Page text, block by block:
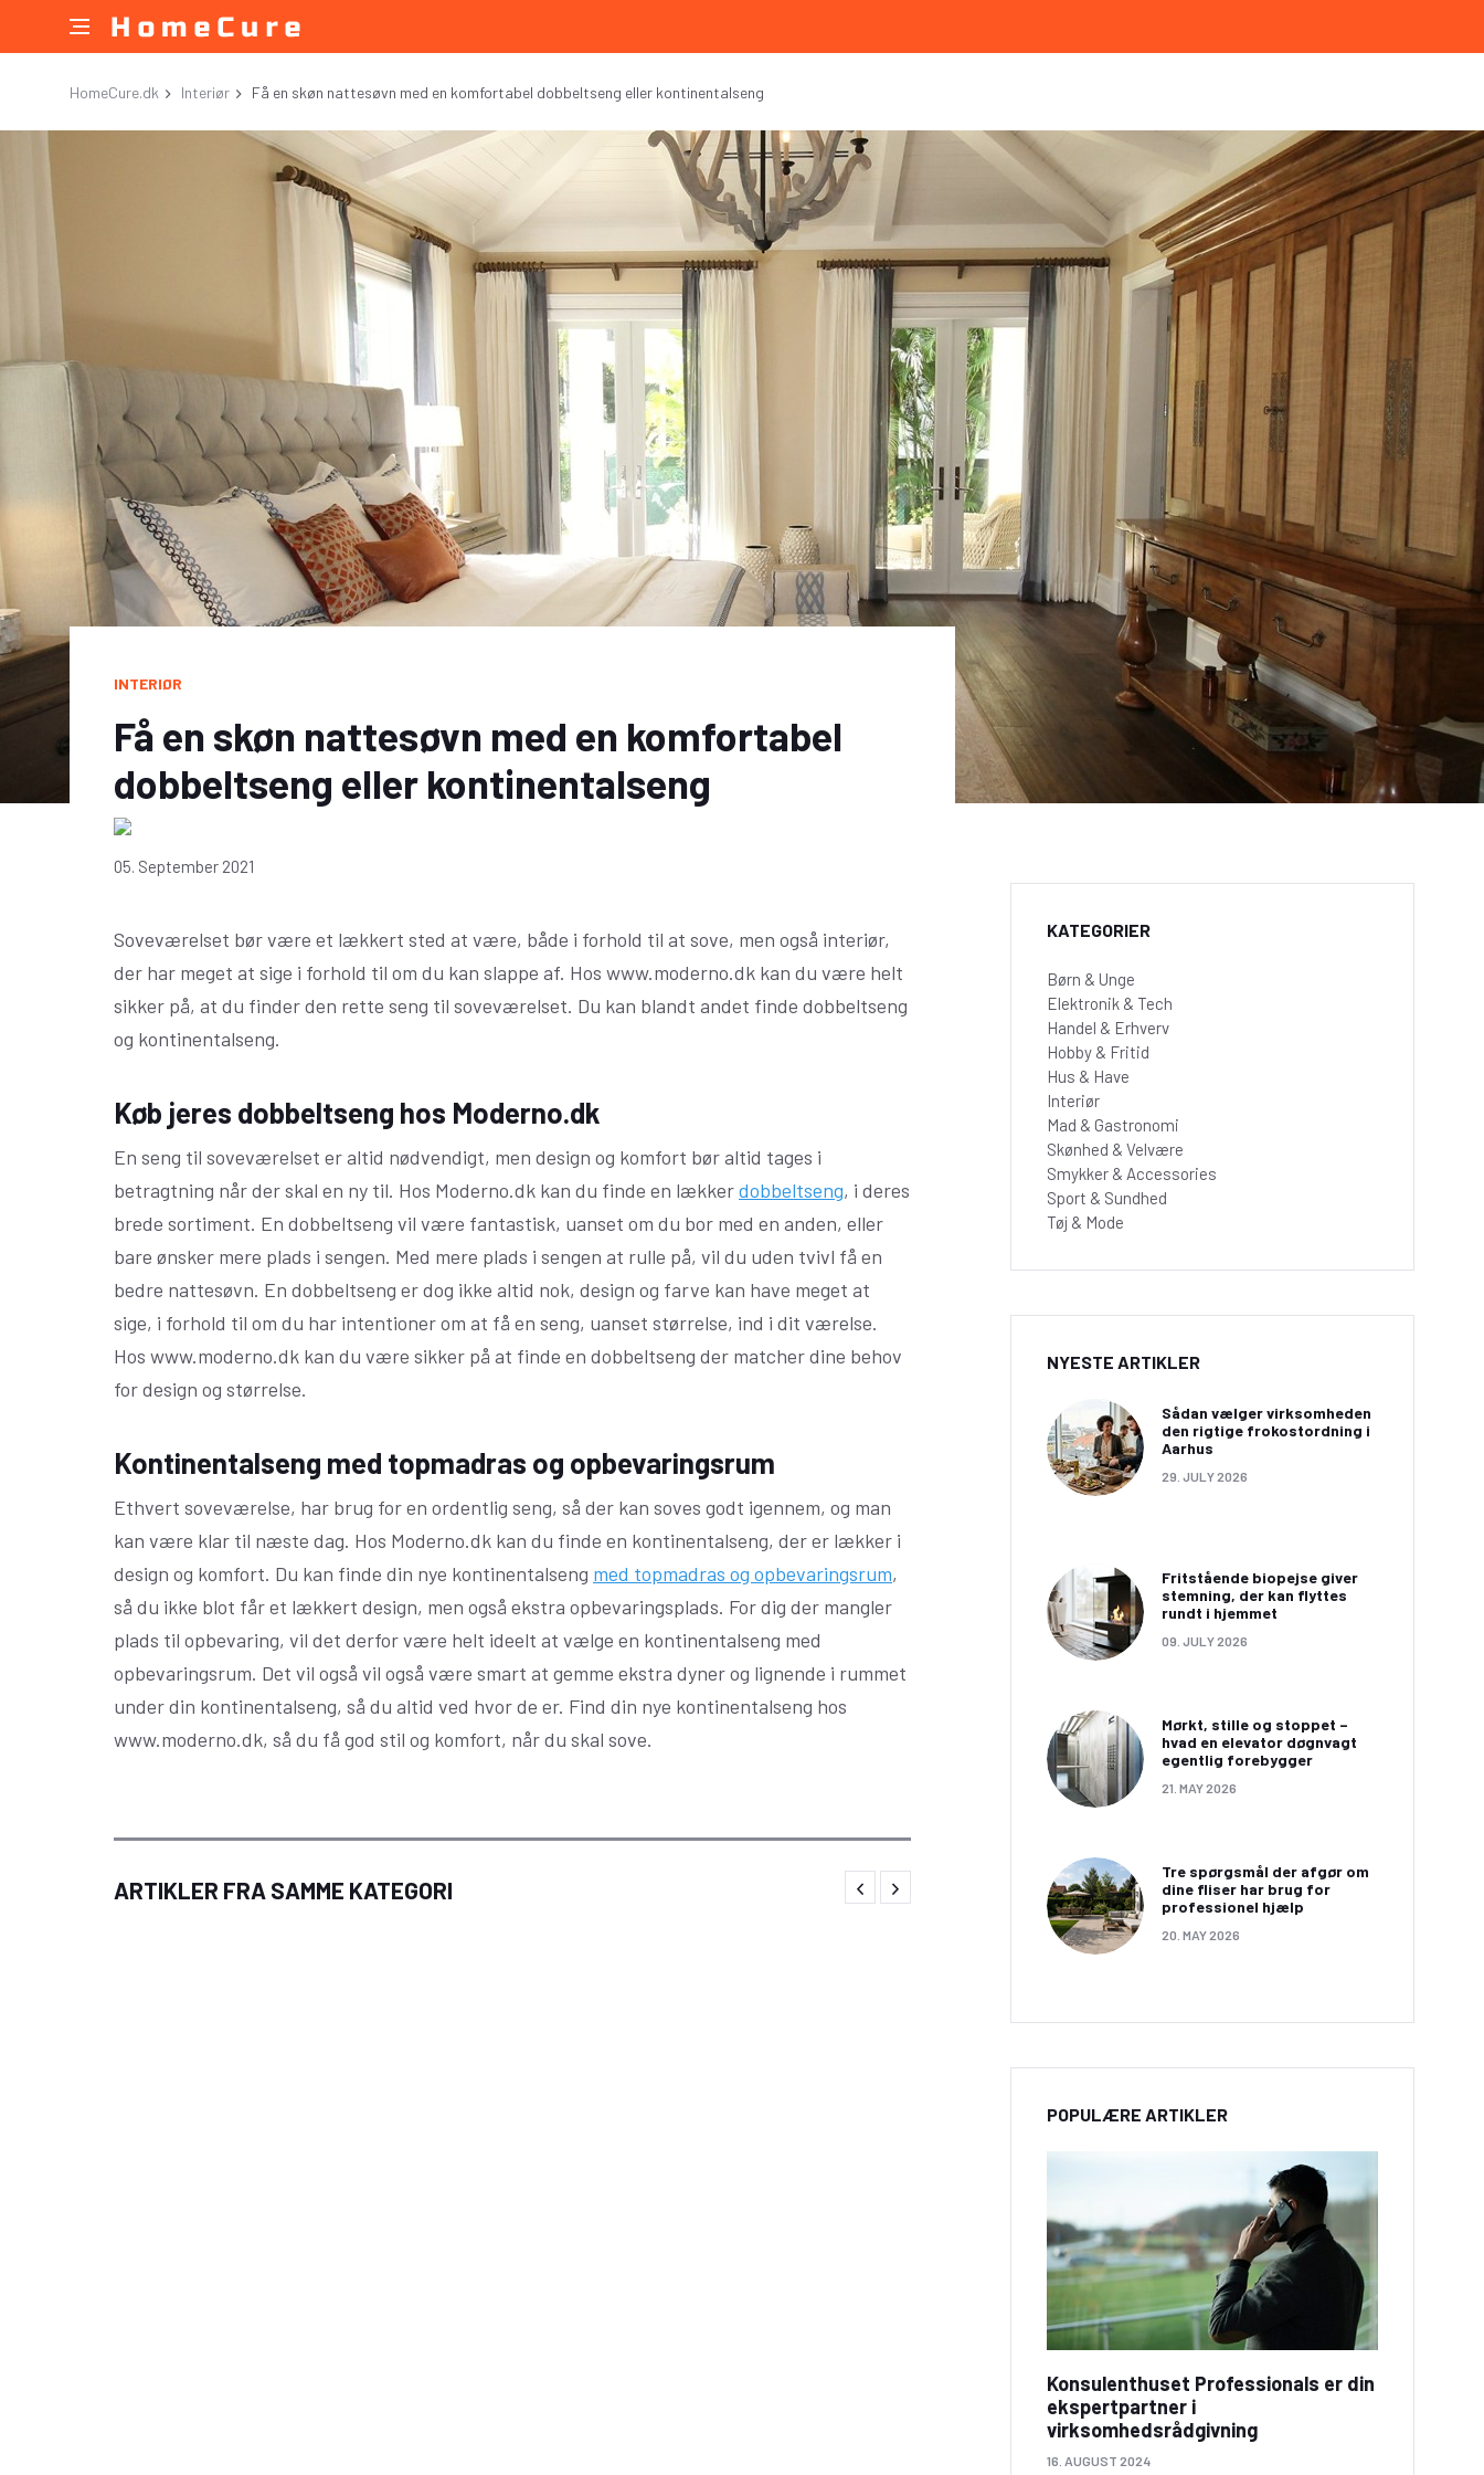
HomeCure.dk Interiør Få en skøn nattesøvn med en komfortabel dobbeltseng eller kontinentalseng
INTERIØR
Få en skøn nattesøvn med en komfortabel
dobbeltseng eller kontinentalseng
05. September 2021
Soveværelset bør være et lækkert sted at være, både i forhold til at sove, men også interiør,
der har meget at sige i forhold til om du kan slappe af. Hos www.moderno.dk kan du være helt
sikker på, at du finder den rette seng til soveværelset. Du kan blandt andet finde dobbeltseng
og kontinentalseng.
Køb jeres dobbeltseng hos Moderno.dk
En seng til soveværelset er altid nødvendigt, men design og komfort bør altid tages i
betragtning når der skal en ny til. Hos Moderno.dk kan du finde en lækkerdobbeltseng, i deres
brede sortiment. En dobbeltseng vil være fantastisk, uanset om du bor med en anden, eller
bare ønsker mere plads i sengen. Med mere plads i sengen at rulle på, vil du uden tvivl få en
bedre nattesøvn. En dobbeltseng er dog ikke altid nok, design og farve kan have meget at
sige, i forhold til om du har intentioner om at få en seng, uanset størrelse, ind i dit værelse.
Hos www.moderno.dk kan du være sikker på at finde en dobbeltseng der matcher dine behov
for design og størrelse.
Kontinentalseng med topmadras og opbevaringsrum
Ethvert soveværelse, har brug for en ordentlig seng, så der kan soves godt igennem, og man
kan være klar til næste dag. Hos Moderno.dk kan du finde en kontinentalseng, der er lækker i
design og komfort. Du kan finde din nye kontinentalseng med topmadras og opbevaringsrum,
så du ikke blot får et lækkert design, men også ekstra opbevaringsplads. For dig der mangler
plads til opbevaring, vil det derfor være helt ideelt at vælge en kontinentalseng med
opbevaringsrum. Det vil også vil også være smart at gemme ekstra dyner og lignende i rummet
under din kontinentalseng, så du altid ved hvor de er. Find din nye kontinentalseng hos
www.moderno.dk, så du få god stil og komfort, når du skal sove.
ARTIKLER FRA SAMME KATEGORI
jul med klassisk julepynt
fra Langkilde & Søn
Hos Møller & Mammen
messing frakkekrog til
dørgreb og dørhåndtag
hos Møller & Mammen
Sådan kan du forskønne
dit hjem med en
brusedør i glas
herregårdplank eller et
andet plankegulv fra
Billige Trægulve
KATEGORIER
Børn & Unge
Elektronik & Tech
Handel & Erhverv
Hobby & Fritid
Hus & Have
Interiør
Mad & Gastronomi
Skønhed & Velvære
Smykker & Accessories
Sport & Sundhed
Tøj & Mode
NYESTE ARTIKLER
Sådan vælger virksomheden
den rigtige frokostordning i
Aarhus
29. JULY 2026
Fritstående biopejse giver
stemning, der kan flyttes
rundt i hjemmet
09. JULY 2026
Mørkt, stille og stoppet –
hvad en elevator døgnvagt
egentlig forebygger
21. MAY 2026
Tre spørgsmål der afgør om
dine fliser har brug for
professionel hjælp
20. MAY 2026
POPULÆRE ARTIKLER
Konsulenthuset Professionals er din
ekspertpartner i
virksomhedsrådgivning
16. AUGUST 2024